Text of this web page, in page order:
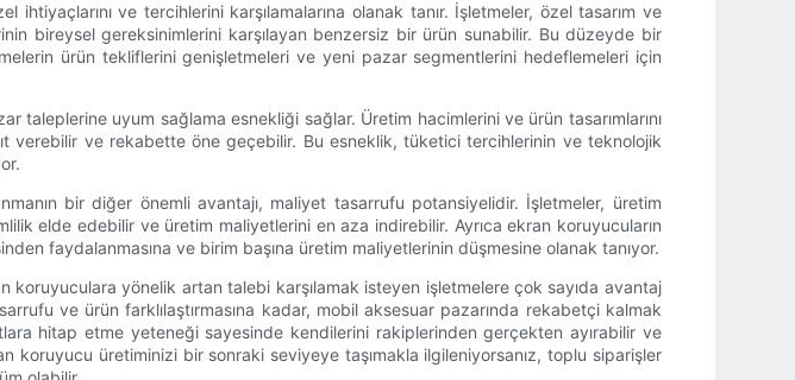
ve tercihlerini karşılamalarına olanak tanır. İşletmeler, özel tasarım ve
bireysel gereksinimlerini karşılayan benzersiz bir ürün sunabilir. Bu düzeyde bir
ürün tekliflerini genişletmeleri ve yeni pazar segmentlerini hedeflemeleri için
taleplerine uyum sağlama esnekliği sağlar. Üretim hacimlerini ve ürün tasarımlarını
verebilir ve rekabette öne geçebilir. Bu esneklik, tüketici tercihlerinin ve teknolojik
bir diğer önemli avantajı, maliyet tasarrufu potansiyelidir. İşletmeler, üretim
elde edebilir ve üretim maliyetlerini en aza indirebilir. Ayrıca ekran koruyucuların
faydalanmasına ve birim başına üretim maliyetlerinin düşmesine olanak tanıyor.
yönelik artan talebi karşılamak isteyen işletmelere çok sayıda avantaj
ve ürün farklılaştırmasına kadar, mobil aksesuar pazarında rekabetçi kalmak
hitap etme yeteneği sayesinde kendilerini rakiplerinden gerçekten ayırabilir ve
koruyucu üretiminizi bir sonraki seviyeye taşımakla ilgileniyorsanız, toplu siparişler